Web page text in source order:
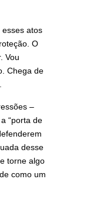
esses atos
O
Vou
Chega de
–
“porta de
desse
torne algo
como um